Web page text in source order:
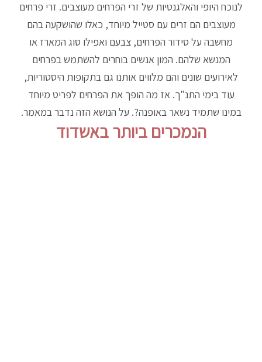
לנוכח היופי והאלגנטיות של זרי הפרחים מעוצבים. זרי פרחים
מעוצבים הם זרים עם סטייל מיוחד, כאלו שהושקעה בהם
מחשבה על סידור הפרחים, צבעם ואפילו סוג המארז או
המנשא שלהם. המון אנשים בוחרים להשתמש בפרחים
לאירועים שונים והם מלווים אותנו גם בתקופות היסטוריות,
עוד בימי התנ"ך. אז מה הופך את הפרחים לפריט מיוחד
במינו שתמיד נשאר באופנה?. על הנושא הזה נדבר במאמר.
הנמכרים ביותר באשדוד